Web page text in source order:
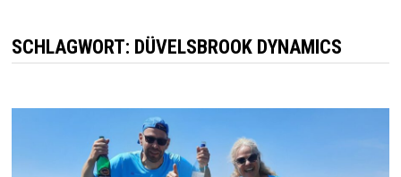
SCHLAGWORT: DÜVELSBROOK DYNAMICS